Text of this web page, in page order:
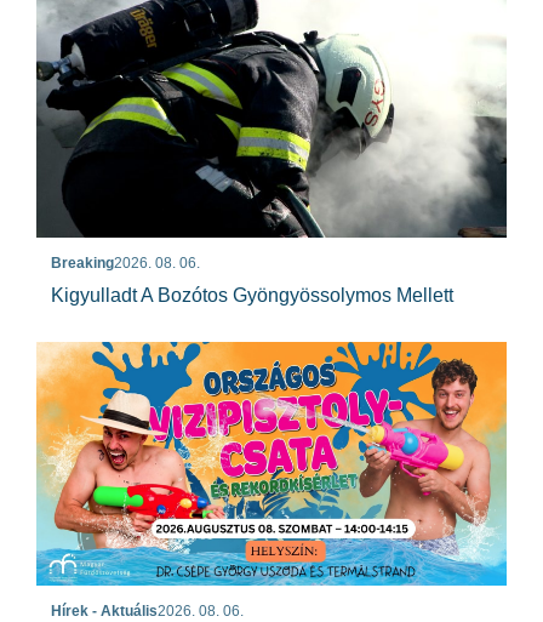
Breaking2026. 08. 06.
Kigyulladt A Bozótos Gyöngyössolymos Mellett
Hírek - Aktuális2026. 08. 06.